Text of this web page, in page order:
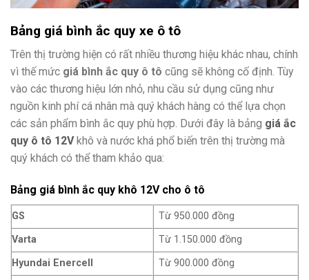
Bảng giá bình ắc quy xe ô tô
Trên thị trường hiện có rất nhiều thương hiệu khác nhau, chính
vì thế mức giá bình ắc quy ô tô cũng sẽ không cố định. Tùy
vào các thương hiệu lớn nhỏ, nhu cầu sử dụng cũng như
nguồn kinh phí cá nhân mà quý khách hàng có thể lựa chọn
các sản phẩm bình ắc quy phù hợp. Dưới đây là bảng giá ắc
quy ô tô 12Vkhô và nước khá phổ biến trên thị trường mà
quý khách có thể tham khảo qua:
Bảng giá bình ắc quy khô 12V cho ô tô
GS
Từ 950.000 đồng
Varta
Từ 1.150.000 đồng
Hyundai Enercell
Từ 900.000 đồng